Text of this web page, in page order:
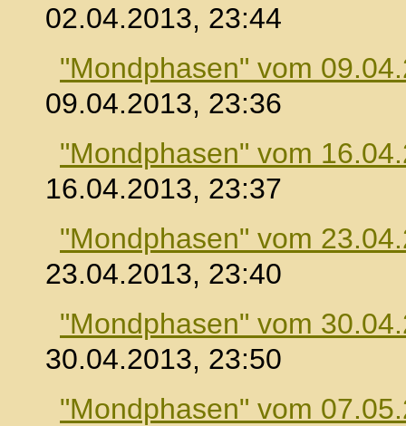
02.04.2013, 23:44
"Mondphasen" vom
09.04.2013, 23:36
"Mondphasen" vom
16.04.2013, 23:37
"Mondphasen" vom
23.04.2013, 23:40
"Mondphasen" vom
30.04.2013, 23:50
"Mondphasen" vom